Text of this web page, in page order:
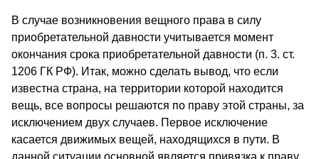
В случае возникновения вещного права в силу
приобретательной давности учитывается момент
окончания срока приобретательной давности (п. 3. ст.
1206 ГК РФ). Итак, можно сделать вывод, что если
известна страна, на территории которой находится
вещь, все вопросы решаются по праву этой страны, за
исключением двух случаев. Первое исключение
касается движимых вещей, находящихся в пути. В
данной ситуации основной является привязка к праву